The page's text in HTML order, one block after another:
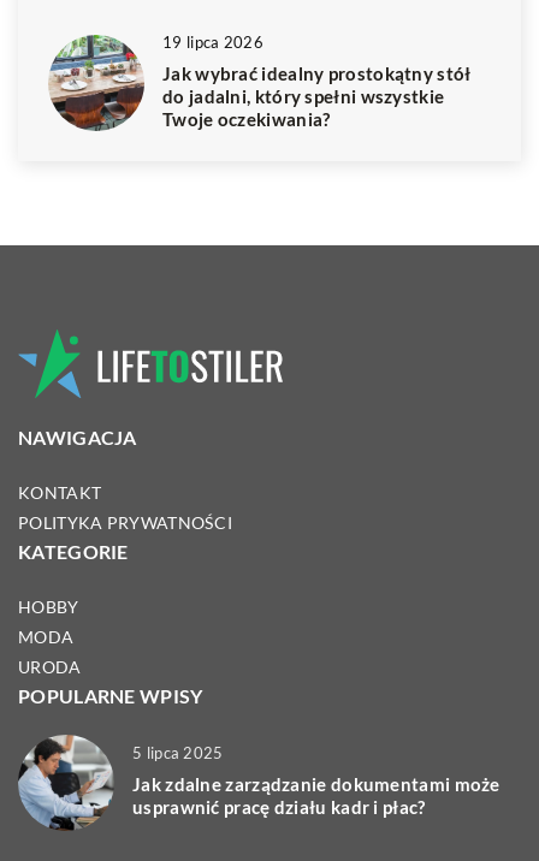
19 lipca 2026
Jak wybrać idealny prostokątny stół
do jadalni, który spełni wszystkie
Twoje oczekiwania?
NAWIGACJA
KONTAKT
POLITYKA PRYWATNOŚCI
KATEGORIE
HOBBY
MODA
URODA
POPULARNE WPISY
5 lipca 2025
Jak zdalne zarządzanie dokumentami może
usprawnić pracę działu kadr i płac?